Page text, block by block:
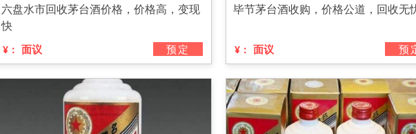
六盘水市回收茅台酒价格，价格高，变现
快
¥： 面议 预定
毕节茅台酒收购，价格公道，回收无
¥： 面议 预